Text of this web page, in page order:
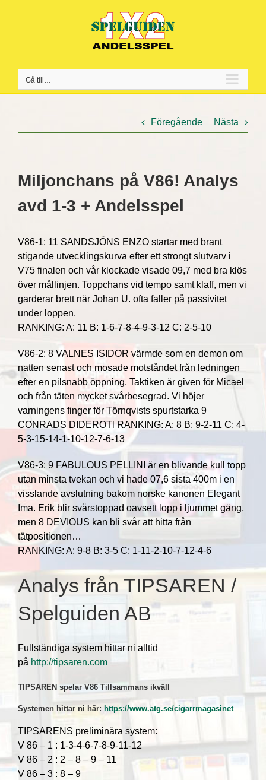
Gå till…
Föregående Nästa
Miljonchans på V86! Analys
avd 1-3 + Andelsspel
V86-1: 11 SANDSJÖNS ENZO startar med brant
stigande utvecklingskurva efter ett strongt slutvarv i
V75 finalen och vår klockade visade 09,7 med bra klös
över mållinjen. Toppchans vid tempo samt klaff, men vi
garderar brett när Johan U. ofta faller på passivitet
under loppen.
RANKING: A: 11 B: 1-6-7-8-4-9-3-12 C: 2-5-10
V86-2: 8 VALNES ISIDOR värmde som en demon om
natten senast och mosade motståndet från ledningen
efter en pilsnabb öppning. Taktiken är given för Micael
och från täten mycket svårbesegrad. Vi höjer
varningens finger för Törnqvists spurtstarka 9
CONRADS DIDEROTl RANKING: A: 8 B: 9-2-11 C: 4-
5-3-15-14-1-10-12-7-6-13
V86-3: 9 FABULOUS PELLINI är en blivande kull topp
utan minsta tvekan och vi hade 07,6 sista 400m i en
visslande avslutning bakom norske kanonen Elegant
Ima. Erik blir svårstoppad oavsett lopp i ljummet gäng,
men 8 DEVIOUS kan bli svår att hitta från
tätpositionen…
RANKING: A: 9-8 B: 3-5 C: 1-11-2-10-7-12-4-6
Analys från TIPSAREN /
Spelguiden AB
Fullständiga system hittar ni alltid
på http://tipsaren.com
TIPSAREN spelar V86 Tillsammans ikväll
Systemen hittar ni här: https://www.atg.se/cigarrmagasinet
TIPSARENS preliminära system:
V 86 – 1 : 1-3-4-6-7-8-9-11-12
V 86 – 2 : 2 – 8 – 9 – 11
V 86 – 3 : 8 – 9